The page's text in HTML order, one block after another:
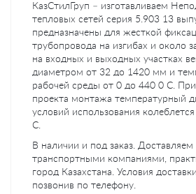
КазСтилГруп – изготавливаем
тепловых сетей серия 5.903 13
предназначены для жесткой
трубопровода на изгибах и около
на входных и выходных участках
диаметром от 32 до 1420 мм и
рабочей среды от 0 до 440 0 C.
проекта монтажа температурный
условий использования
C.
В наличии и под заказ.
транспортными компаниями,
город Казахстана. Условия
позвонив по телефону.